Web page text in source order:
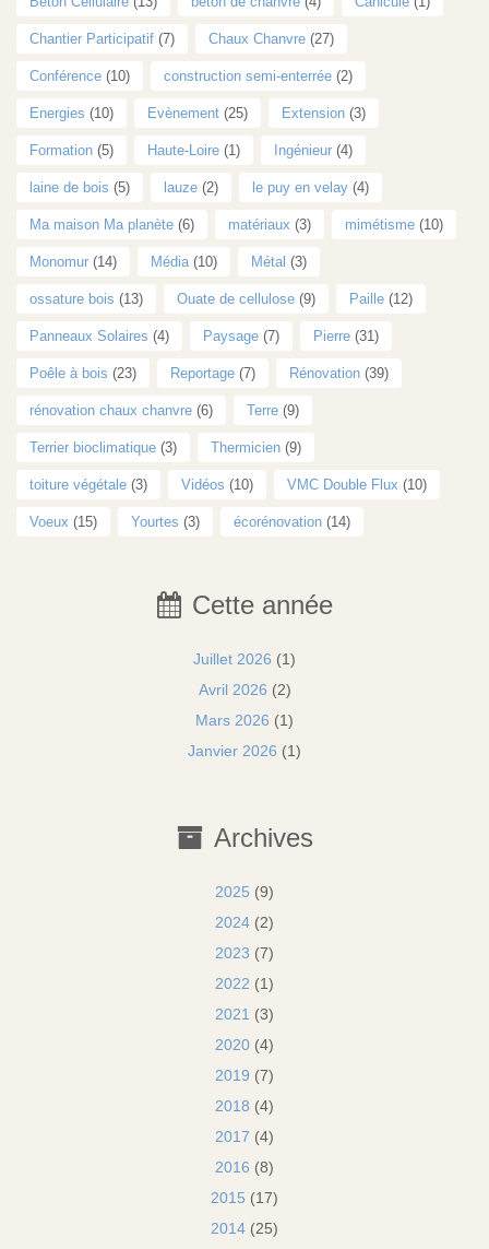
Chantier Participatif (7) Chaux Chanvre (27)
Conférence (10) construction semi-enterrée (2)
Energies (10) Evènement (25) Extension (3)
Formation (5) Haute-Loire (1) Ingénieur (4)
laine de bois (5) lauze (2) le puy en velay (4)
Ma maison Ma planète (6) matériaux (3) mimétisme (10)
Monomur (14) Média(10) Métal (3)
ossature bois (13) Ouate de cellulose (9) Paille (12)
Panneaux Solaires (4) Paysage (7) Pierre (31)
Poêle à bois (23) Reportage (7) Rénovation (39)
rénovation chaux chanvre (6) Terre (9)
Terrier bioclimatique (3) Thermicien (9)
toiture végétale (3) Vidéos (10) VMC Double Flux (10)
Voeux (15) Yourtes (3) écorénovation (14)
Cette année
Juillet 2026 (1)
Avril 2026 (2)
Mars 2026 (1)
Janvier 2026 (1)
Archives
2025 (9)
2024 (2)
2023 (7)
2022 (1)
2021 (3)
2020 (4)
2019 (7)
2018 (4)
2017 (4)
2016 (8)
2015 (17)
2014 (25)